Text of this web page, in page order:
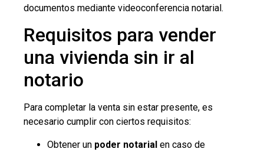
documentos mediante videoconferencia notarial.
Requisitos para vender
una vivienda sin ir al
notario
Para completar la venta sin estar presente, es
necesario cumplir con ciertos requisitos:
Obtener un poder notarial en caso de